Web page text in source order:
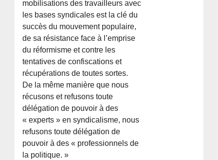
mobilisations des travailleurs avec
les bases syndicales est la clé du
succès du mouvement populaire,
de sa résistance face à l’emprise
du réformisme et contre les
tentatives de confiscations et
récupérations de toutes sortes.
De la même manière que nous
récusons et refusons toute
délégation de pouvoir à des
« experts » en syndicalisme, nous
refusons toute délégation de
pouvoir à des « professionnels de
la politique. »